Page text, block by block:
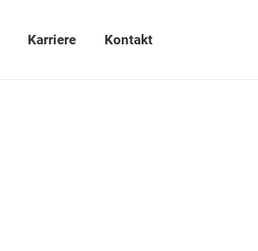
Karriere Kontakt